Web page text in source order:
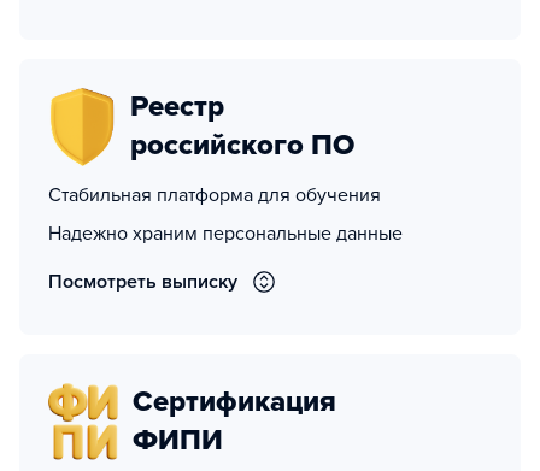
Реестр
российского ПО
Стабильная платформа для обучения
Надежно храним персональные данные
Посмотреть выписку
Сертификация
ФИПИ